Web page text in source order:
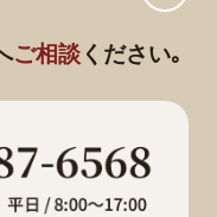
ご相談ください｡